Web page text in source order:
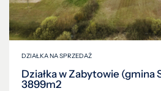
DZIAŁKA NA SPRZEDAŻ
Działka w Zabytowie (gmina
3899m2